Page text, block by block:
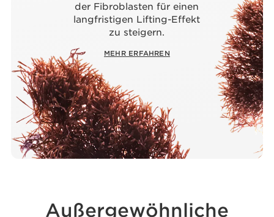
der Fibroblasten für einen
langfristigen Lifting-Effekt
zu steigern.
MEHR ERFAHREN
Außergewöhnliche